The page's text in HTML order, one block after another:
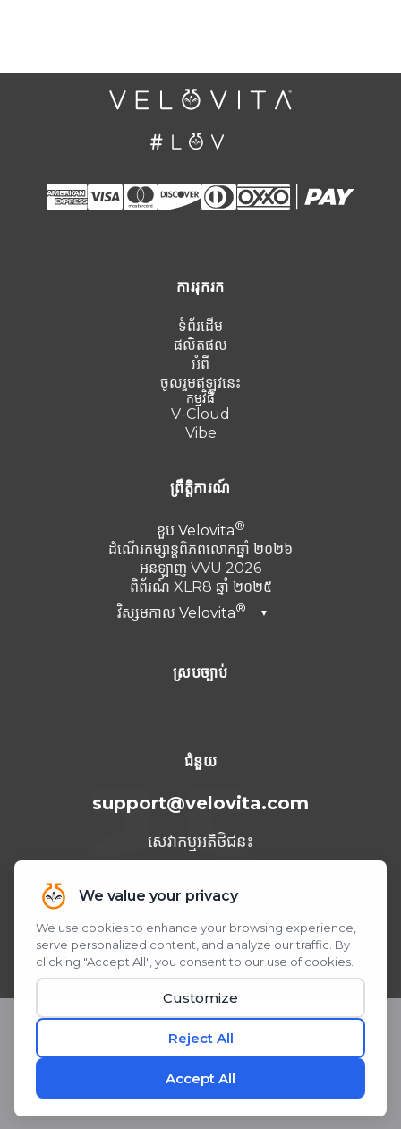
ការរុករក
ទំព័រដើម
ផលិតផល
អំពី
ចូលរួមឥឡូវនេះ
កម្មវិធី
V-Cloud
Vibe
ព្រឹត្តិការណ៍
ខួប Velovita
ដំណើរកម្សាន្តពិភពលោកឆ្នាំ ២០២៦
អនឡាញ VVU 2026
ពិព័រណ៍ XLR8 ឆ្នាំ ២០២៥
វិស្សមកាល Velovita ▼
តួកគី 2025
ស្របច្បាប់
ជំនួយ
support@velovita.com
សេវាកម្មអតិថិជន៖
អាចប្រើបាន ក្នុងមួយថ្ងៃ 7 ថ្ងៃក្នុងមួយសប្តាហ៍
ត្រូវការជំនួយ? យើងនៅលើ WhatsApp!
ស្កេន ឬចុច QR Code
© 2026 Velovita® Inc. រក្សាសិទ្ធិគ្រប់យ៉ាង។
នៅឡើយទេ។ ផលិតផលនេះមិនមានបំណងធ្វើរោគវិនិច្ឆ័យ ព្យាបាល ឬការពារជំងឺណាមួយ